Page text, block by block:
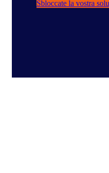
Sbloccate la vostra